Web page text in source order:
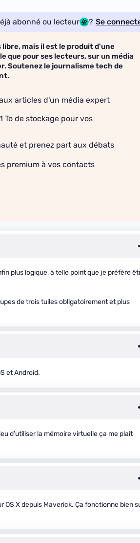
abonné ou lecteur ? Se
mais il est le produit d'une
que pour ses lecteurs, sur un média
Soutenez le journalisme tech de
articles d'un média expert
To de stockage pour vos
et prenez part aux débats
premium à vos contacts
plus logique, à telle point que je préfère
de trois tuiles obligatoirement et plus
et Android.
d’utiliser la mémoire virtuelle ça me plaît
OS X depuis Maverick. Ça fonctionne bien